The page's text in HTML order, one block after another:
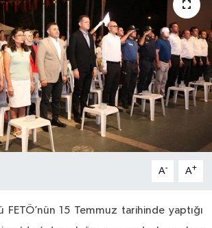
A- A+
15 Temmuz tarihinde yaptığı